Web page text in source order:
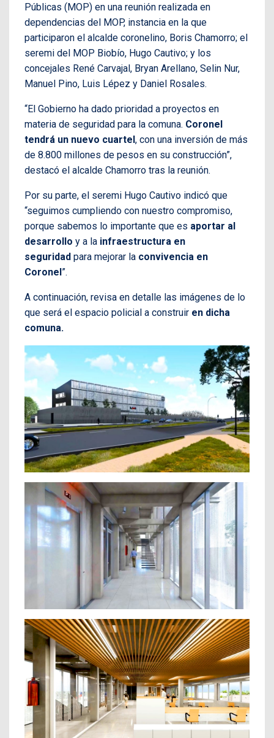
Públicas (MOP) en una reunión realizada en
dependencias del MOP, instancia en la que
participaron el alcalde coronelino, Boris Chamorro; el
seremi del MOP Biobío, Hugo Cautivo; y los
concejales René Carvajal, Bryan Arellano, Selin Nur,
Manuel Pino, Luis Lépez y Daniel Rosales.
“El Gobierno ha dado prioridad a proyectos en
materia de seguridad para la comuna. Coronel
tendrá un nuevo cuartel, con una inversión de más
de 8.800 millones de pesos en su construcción”,
destacó el alcalde Chamorro tras la reunión.
Por su parte, el seremi Hugo Cautivo indicó que
“seguimos cumpliendo con nuestro compromiso,
porque sabemos lo importante que es aportar al
desarrollo y a la infraestructura en
seguridad para mejorar la convivencia en
Coronel”.
A continuación, revisa en detalle las imágenes de lo
que será el espacio policial a construir en dicha
comuna.